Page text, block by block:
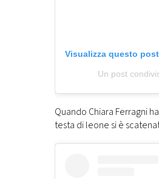
Visualizza questo
Un post
Quando Chiara Ferragni
testa di leone si è